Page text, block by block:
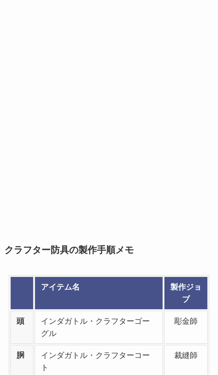
クラフター防具の製作手順メモ
アイテム名
製作ジョ
ブ
頭
インダガトル・クラフターゴー
グル
彫金師
胴
インダガトル・クラフターコー
ト
裁縫師